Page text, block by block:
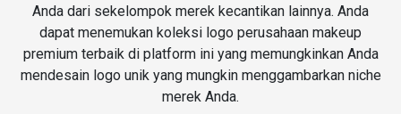
Anda dari sekelompok merek kecantikan lainnya. Anda
dapat menemukan koleksi logo perusahaan makeup
premium terbaik di platform ini yang memungkinkan Anda
mendesain logo unik yang mungkin menggambarkan niche
merek Anda.